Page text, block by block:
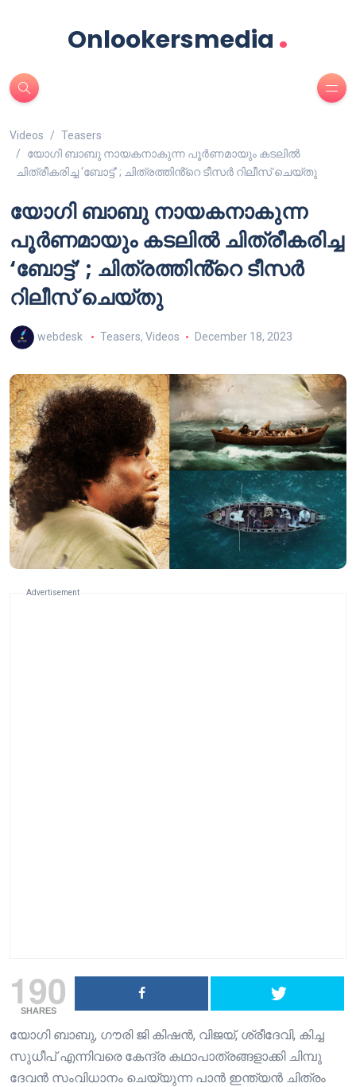
Onlookersmedia .
Videos
Teasers
യോഗി ബാബു നായകനാകുന്ന പൂർണമായും കടലിൽ
ചിത്രീകരിച്ച ‘ബോട്ട്’ ; ചിത്രത്തിൻ്റെ ടീസർ റിലീസ് ചെയ്തു
യോഗി ബാബു നായകനാകുന്ന
പൂർണമായും കടലിൽ ചിത്രീകരിച്ച
‘ബോട്ട്’ ; ചിത്രത്തിൻ്റെ ടീസർ
റിലീസ് ചെയ്തു
webdesk Teasers, Videos December 18, 2023
Advertisement
190
SHARES
യോഗി ബാബു, ഗൗരി ജി കിഷൻ, വിജയ്, ശ്രീദേവി, കിച്ച
സുധീപ് എന്നിവരെ കേന്ദ്ര കഥാപാത്രങ്ങളാക്കി ചിമ്പു
ദേവൻ സംവിധാനം ചെയ്യുന്ന പാൻ ഇന്ത്യൻ ചിത്രം